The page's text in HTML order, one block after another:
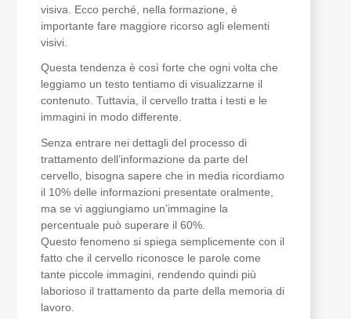
visiva. Ecco perché, nella formazione, è
importante fare maggiore ricorso agli elementi
visivi.
Questa tendenza è così forte che ogni volta che
leggiamo un testo tentiamo di visualizzarne il
contenuto. Tuttavia, il cervello tratta i testi e le
immagini in modo differente.
Senza entrare nei dettagli del processo di
trattamento dell’informazione da parte del
cervello, bisogna sapere che in media ricordiamo
il 10% delle informazioni presentate oralmente,
ma se vi aggiungiamo un’immagine la
percentuale può superare il 60%.
Questo fenomeno si spiega semplicemente con il
fatto che il cervello riconosce le parole come
tante piccole immagini, rendendo quindi più
laborioso il trattamento da parte della memoria di
lavoro.